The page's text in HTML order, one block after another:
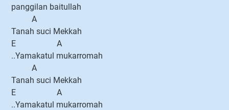
panggilan baitullah
A
Tanah suci Mekkah
E A
..Yamakatul mukarromah
A
Tanah suci Mekkah
E A
..Yamakatul mukarromah